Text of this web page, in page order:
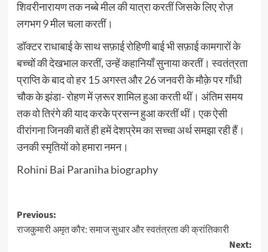
शिवरीनारायण तक नब्बे मील की यात्रा करतीं जिसके लिए रोज़
लगभग 9 मील चला करतीं।
डॉक्टर राधाबाई के साथ सफ़ाई रोहिणी बाई भी सफ़ाई कामगारों के
बच्चों की देखभाल करतीं, उन्हें कहानियाँ सुनाया करतीं। स्वतंत्रता
प्राप्ति के बाद वो हर 15 अगस्त और 26 जनवरी के मौक़े पर गाँधी
चौक के झंडा- रोहण में ज़रूर शामिल हुआ करती थीं। अंतिम समय
तक वो तिरंगे की याद करके प्रसन्न हुआ करतीं थीं। एक ऐसी
वीरांगना जिनकी बातें ही हमें देशप्रेम का सच्चा अर्थ समझा रही हैं।
उनकी स्मृतियों को हमारा नमन।
Rohini Bai Paraniha biography
Post
navigation
Previous:
राजकुमारी अमृत कौर: समाज सुधार और स्वतंत्रता की क्रांतिकारी
Next: